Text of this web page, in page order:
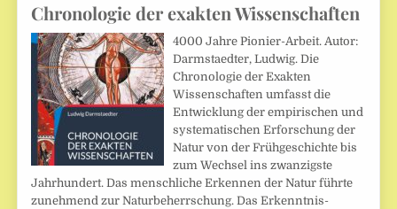
Chronologie der exakten Wissenschaften
4000 Jahre Pionier-Arbeit. Autor:
Darmstaedter, Ludwig. Die
Chronologie der Exakten
Wissenschaften umfasst die
Entwicklung der empirischen und
systematischen Erforschung der
Natur von der Frühgeschichte bis
zum Wechsel ins zwanzigste
Jahrhundert. Das menschliche Erkennen der Natur führte
zunehmend zur Naturbeherrschung. Das Erkenntnis-